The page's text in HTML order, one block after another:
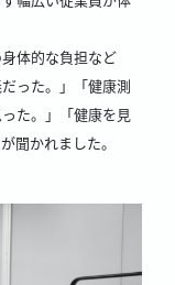
体的な負担など
った。」「健康測
た。」「健康を見
聞かれました。